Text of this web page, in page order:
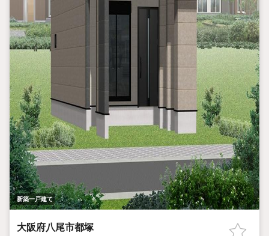
新築一戸建て
大阪府八尾市都塚